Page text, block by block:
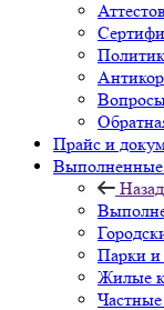
Прайс и
Выполненные
Назад
Парки и
Жилые